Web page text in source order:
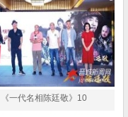
《一代名相陈廷敬》10